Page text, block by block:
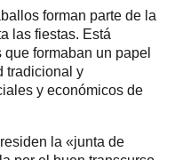
forman parte de la
las fiestas. Está
formaban un papel
tradicional y
y económicos de
la «junta de